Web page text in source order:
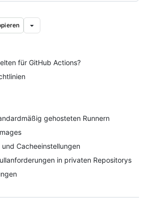
für GitHub Actions?
gehosteten Runnern
Cacheeinstellungen
in privaten Repositorys